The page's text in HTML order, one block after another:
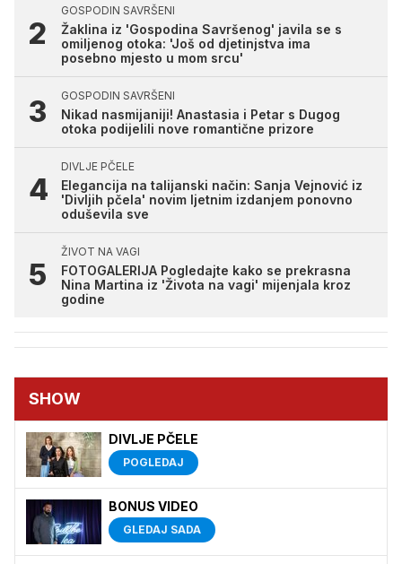
GOSPODIN SAVRŠENI
Žaklina iz 'Gospodina Savršenog' javila se s
omiljenog otoka: 'Još od djetinjstva ima
posebno mjesto u mom srcu'
GOSPODIN SAVRŠENI
Nikad nasmijaniji! Anastasia i Petar s Dugog
otoka podijelili nove romantične prizore
DIVLJE PČELE
Elegancija na talijanski način: Sanja Vejnović iz
'Divljih pčela' novim ljetnim izdanjem ponovno
oduševila sve
ŽIVOT NA VAGI
FOTOGALERIJA Pogledajte kako se prekrasna
Nina Martina iz 'Života na vagi' mijenjala kroz
godine
SHOW
DIVLJE PČELE
POGLEDAJ
BONUS VIDEO
GLEDAJ SADA